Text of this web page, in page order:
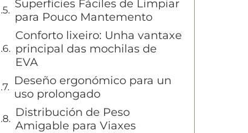
Superficies Fáciles de Limpiar
para Pouco Mantemento
Conforto lixeiro: Unha vantaxe
principal das mochilas de
EVA
Deseño ergonómico para un
uso prolongado
Distribución de Peso
Amigable para Viaxes